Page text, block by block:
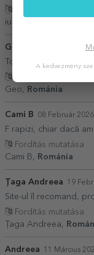
iulia moldovan,
Geo
Totul perfect
Fordítás mutatása
Geo,
Románia
Cami B 08 Február 2026
F rapizi, chiar dacă
Fordítás mutatása
Cami B,
Románia
Țaga Andreea 19
Site-ul îl recomand,
Fordítás mutatása
Țaga Andreea,
Andreea 11 Március
A kedvezmény